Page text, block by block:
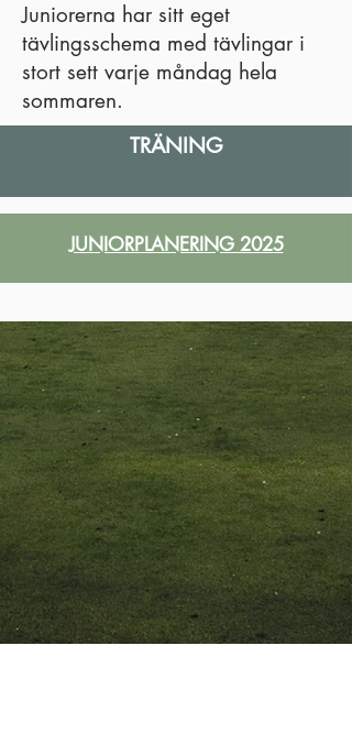
Juniorerna har sitt eget
tävlingsschema med tävlingar i
stort sett varje måndag hela
sommaren.
TRÄNING
JUNIORPLANERING 2025